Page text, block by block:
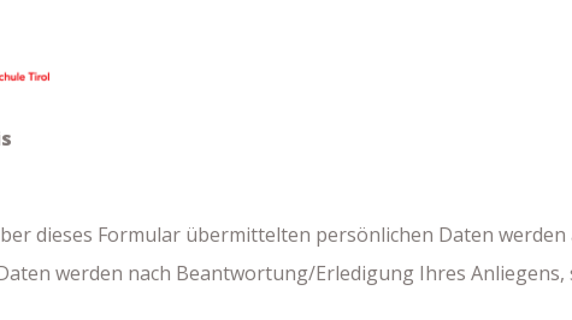
dieses Formular übermittelten persönlichen Daten
werden nach Beantwortung/Erledigung Ihres